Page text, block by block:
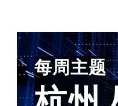
每周主题